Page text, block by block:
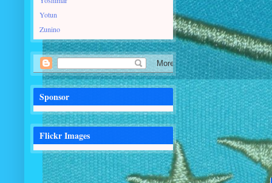
Yotun
Zunino
Sponsor
Flickr Images